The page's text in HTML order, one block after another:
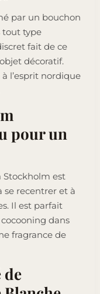
par un bouchon
tout type
fait de ce
décoratif.
l’esprit nordique
pour un
est
se recentrer et à
Il est parfait
dans
fragrance de